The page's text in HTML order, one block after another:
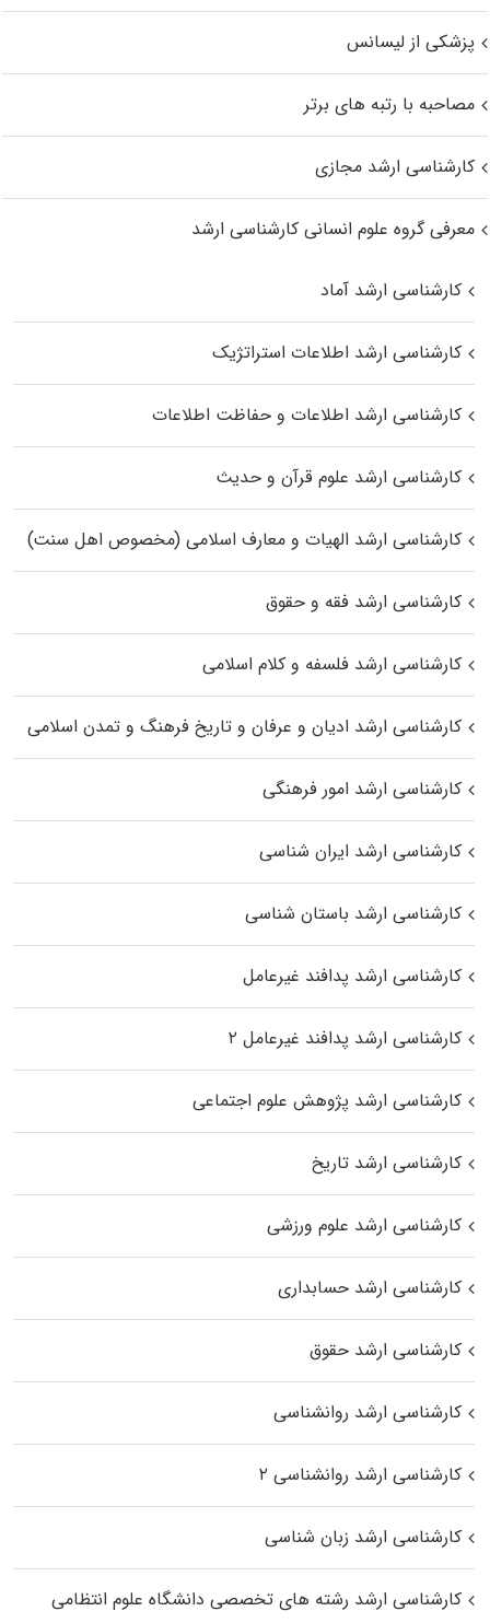
پزشکی از لیسانس
مصاحبه با رتبه های برتر
کارشناسی ارشد مجازی
معرفی گروه علوم انسانی کارشناسی ارشد
کارشناسی ارشد آماد
کارشناسی ارشد اطلاعات استراتژیک
کارشناسی ارشد اطلاعات و حفاظت اطلاعات
کارشناسی ارشد علوم قرآن و حدیث
کارشناسی ارشد الهیات و معارف اسلامی (مخصوص اهل سنت)
کارشناسی ارشد فقه و حقوق
کارشناسی ارشد فلسفه و کلام اسلامی
کارشناسی ارشد ادیان و عرفان و تاریخ فرهنگ و تمدن اسلامی
کارشناسی ارشد امور فرهنگی
کارشناسی ارشد ایران شناسی
کارشناسی ارشد باستان شناسی
کارشناسی ارشد پدافند غیرعامل
کارشناسی ارشد پدافند غیرعامل ۲
کارشناسی ارشد پژوهش علوم اجتماعی
کارشناسی ارشد تاریخ
کارشناسی ارشد علوم ورزشی
کارشناسی ارشد حسابداری
کارشناسی ارشد حقوق
کارشناسی ارشد روانشناسی
کارشناسی ارشد روانشناسی ۲
کارشناسی ارشد زبان شناسی
کارشناسی ارشد رﺷﺘﻪ ﻫﺎی تخصصی داﻧﺸﮕﺎه ﻋﻠﻮم انتظامی